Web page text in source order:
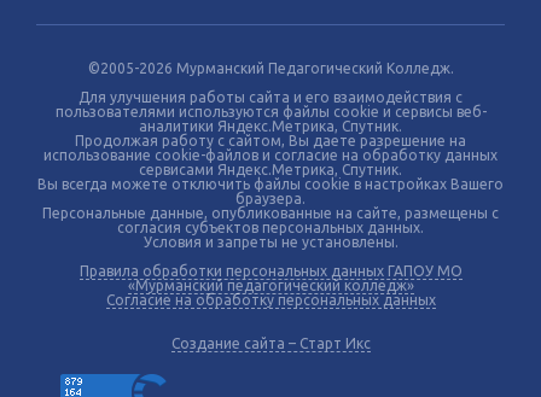
©2005-2026 Мурманский Педагогический Колледж.
Для улучшения работы сайта и его взаимодействия с
пользователями используются файлы cookie и сервисы веб-
аналитики Яндекс.Метрика, Спутник.
Продолжая работу с сайтом, Вы даете разрешение на
использование cookie-файлов и согласие на обработку данных
сервисами Яндекс.Метрика, Спутник.
Вы всегда можете отключить файлы cookie в настройках Вашего
браузера.
Персональные данные, опубликованные на сайте, размещены с
согласия субъектов персональных данных.
Условия и запреты не установлены.
Правила обработки персональных данных ГАПОУ МО
«Мурманский педагогический колледж»
Согласие на обработку персональных данных
Создание сайта – Старт Икс